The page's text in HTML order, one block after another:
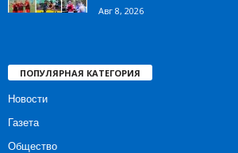
Авг 8, 2026
ПОПУЛЯРНАЯ КАТЕГОРИЯ
Новости
Газета
Общество